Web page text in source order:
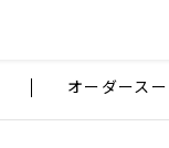
オーダース